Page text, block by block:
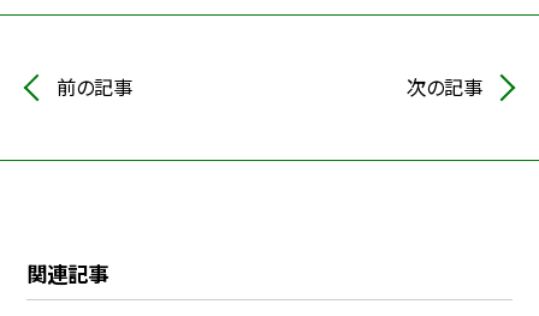
前の記事 次の記事
関連記事